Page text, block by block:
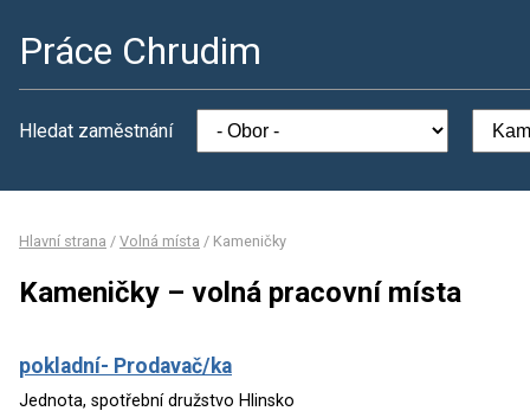
Práce Chrudim
Hledat zaměstnání
Hlavní strana / Volná místa / Kameničky
Kameničky – volná pracovní místa
pokladní- Prodavač/ka
Jednota, spotřební družstvo Hlinsko